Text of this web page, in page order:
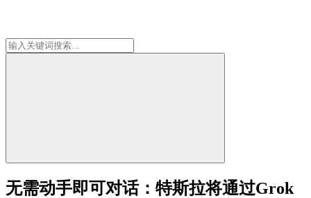
无需动手即可对话：特斯拉将通过Grok